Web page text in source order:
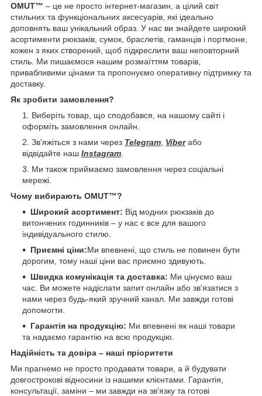
OMUT™ – це не просто інтернет-магазин, а цілий світ
стильних та функціональних аксесуарів, які ідеально
доповнять ваш унікальний образ. У нас ви знайдете широкий
асортименти рюкзаків, сумок, браслетів, гаманців і портмоне,
кожен з яких створений, щоб підкреслити ваш неповторний
стиль. Ми пишаємося нашим розмаїттям товарів,
привабливими цінами та пропонуємо оперативну підтримку та
доставку.
Як зробити замовлення?
Виберіть товар, що сподобався, на нашому сайті і
оформіть замовлення онлайн.
Зв'яжіться з нами через Telegram Viberабо
відвідайте наш Instagram
Ми також приймаємо замовлення через соціальні
мережі.
Чому вибирають OMUT™?
Широкий асортимент: Від модних рюкзаків до
витончених годинників – у нас є все для вашого
індивідуального стилю.
Приємні ціни:Ми впевнені, що стиль не повинен бути
дорогим, тому наші ціни вас приємно здивують.
Швидка комунікація та доставка: Ми цінуємо ваш
час. Ви можете надіслати запит онлайн або зв'язатися з
нами через будь-який зручний канал. Ми завжди готові
допомогти.
Гарантія на продукцію: Ми впевнені як наші товари
та надаємо гарантію на всю продукцію.
Надійність та довіра – наші пріоритети
Ми прагнемо не просто продавати товари, а й будувати
довгострокові відносини із нашими клієнтами. Гарантія,
консультації, заміни – ми завжди на зв'язку та готові